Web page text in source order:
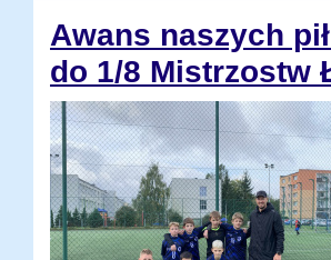
Awans naszych
do 1/8 Mistrzostw